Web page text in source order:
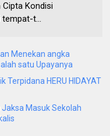
Cipta Kondisi
tempat-t...
Menekan angka
satu Upayanya
Terpidana HERU HIDAYAT
Masuk Sekolah